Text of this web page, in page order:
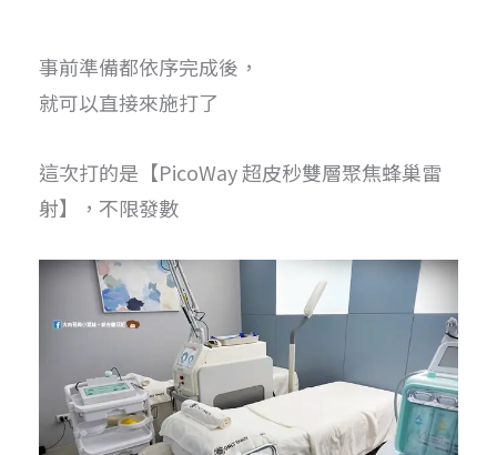
事前準備都依序完成後，
就可以直接來施打了
這次打的是【PicoWay 超皮秒雙層聚焦蜂巢雷
射】，不限發數